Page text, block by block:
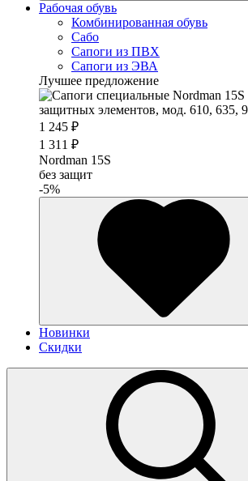
Рабочая обувь
Комбинированная обувь
Сабо
Сапоги из ПВХ
Сапоги из ЭВА
Лучшее предложение
1 245 ₽
1 311 ₽
Nordman 15S
без защит
-5%
Новинки
Скидки